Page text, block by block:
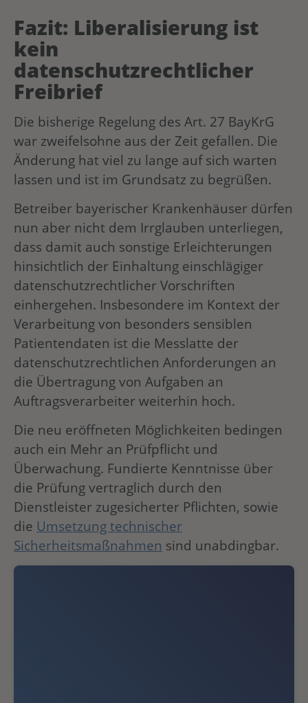
Fazit: Liberalisierung ist
kein
datenschutzrechtlicher
Freibrief
Die bisherige Regelung des Art. 27 BayKrG
war zweifelsohne aus der Zeit gefallen. Die
Änderung hat viel zu lange auf sich warten
lassen und ist im Grundsatz zu begrüßen.
Betreiber bayerischer Krankenhäuser dürfen
nun aber nicht dem Irrglauben unterliegen,
dass damit auch sonstige Erleichterungen
hinsichtlich der Einhaltung einschlägiger
datenschutzrechtlicher Vorschriften
einhergehen. Insbesondere im Kontext der
Verarbeitung von besonders sensiblen
Patientendaten ist die Messlatte der
datenschutzrechtlichen Anforderungen an
die Übertragung von Aufgaben an
Auftragsverarbeiter weiterhin hoch.
Die neu eröffneten Möglichkeiten bedingen
auch ein Mehr an Prüfpflicht und
Überwachung. Fundierte Kenntnisse über
die Prüfung vertraglich durch den
Dienstleister zugesicherter Pflichten, sowie
die Umsetzung technischer
Sicherheitsmaßnahmen sind unabdingbar.